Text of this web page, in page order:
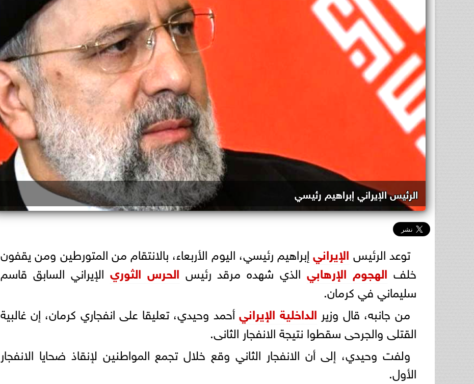
الرئيس الإيراني إبراهيم رئيسي
توعد الرئيس الإيرانيإبراهيم رئيسي، اليوم الأربعاء، بالانتقام من المتورطين ومن يقفون
خلف الهجوم الإرهابيالذي شهده مرقد رئيس الحرس الثوري الإيراني السابق قاسم
سليماني في كرمان.
من جانبه، قال وزير الداخلية الإيرانيأحمد وحيدي، تعليقا على انفجاري كرمان، إن غالبیة
القتلی والجرحی سقطوا نتيجة الانفجار الثانی.
ولفت وحيدي، إلى أن الانفجار الثاني وقع خلال تجمع المواطنين لإنقاذ ضحايا الانفجار
الأول.